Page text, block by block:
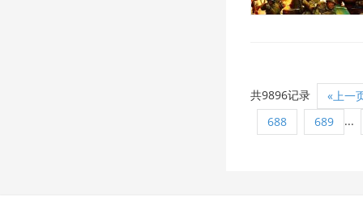
共9896记录
«上一
688
689 ...